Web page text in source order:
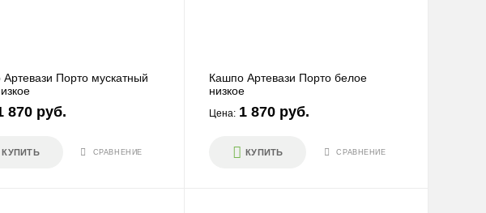
Порто мускатный
870 руб.
КУПИТЬ СРАВНЕНИЕ
Кашпо Артевази Порто белое
низкое
Цена: 1 870 руб.
КУПИТЬ СРАВНЕНИЕ